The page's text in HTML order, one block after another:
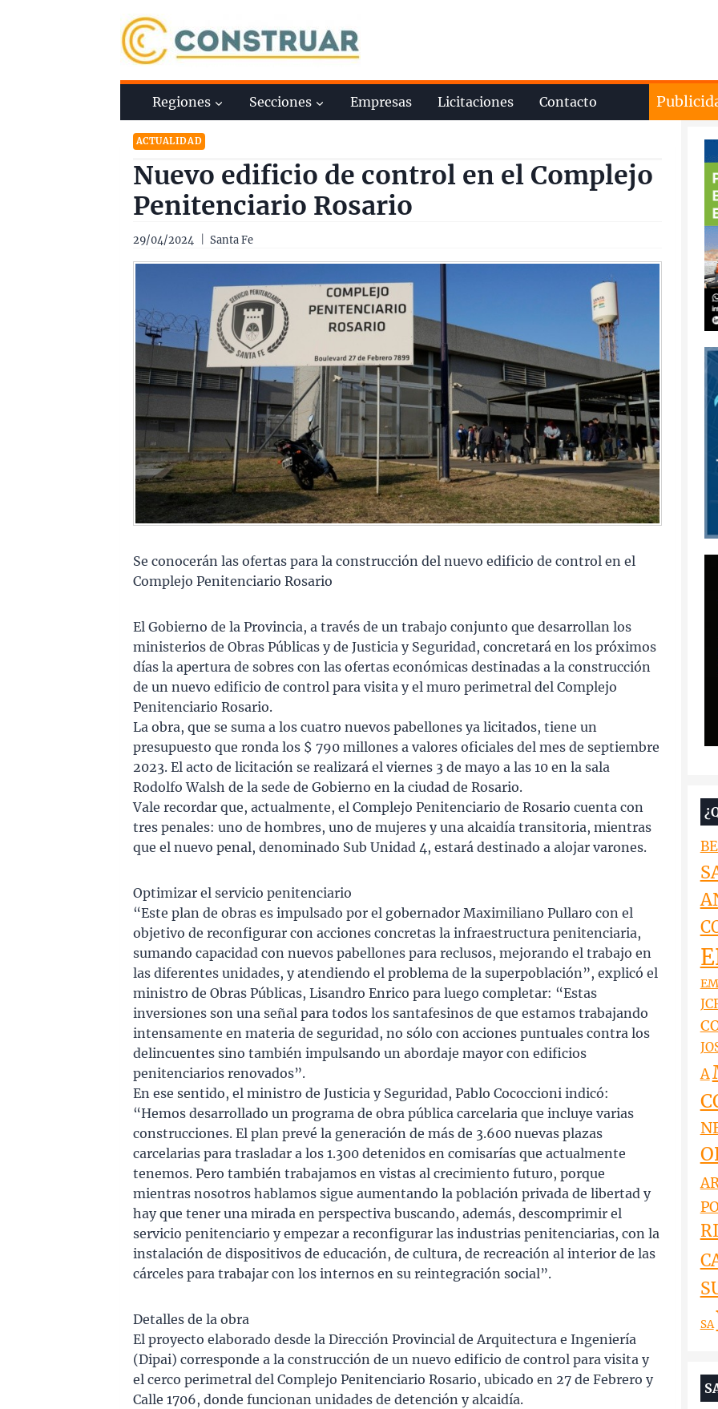
Regiones Secciones Empresas Licitaciones Contacto
ACTUALIDAD
Nuevo edificio de control en el Complejo
Penitenciario Rosario
29/04/2024 Santa Fe
Se conocerán las ofertas para la construcción del nuevo edificio de control en el
Complejo Penitenciario Rosario
El Gobierno de la Provincia, a través de un trabajo conjunto que desarrollan los
ministerios de Obras Públicas y de Justicia y Seguridad, concretará en los próximos
días la apertura de sobres con las ofertas económicas destinadas a la construcción
de un nuevo edificio de control para visita y el muro perimetral del Complejo
Penitenciario Rosario.
La obra, que se suma a los cuatro nuevos pabellones ya licitados, tiene un
presupuesto que ronda los $ 790 millones a valores oficiales del mes de septiembre
2023. El acto de licitación se realizará el viernes 3 de mayo a las 10 en la sala
Rodolfo Walsh de la sede de Gobierno en la ciudad de Rosario.
Vale recordar que, actualmente, el Complejo Penitenciario de Rosario cuenta con
tres penales: uno de hombres, uno de mujeres y una alcaidía transitoria, mientras
que el nuevo penal, denominado Sub Unidad 4, estará destinado a alojar varones.
Optimizar el servicio penitenciario
“Este plan de obras es impulsado por el gobernador Maximiliano Pullaro con el
objetivo de reconfigurar con acciones concretas la infraestructura penitenciaria,
sumando capacidad con nuevos pabellones para reclusos, mejorando el trabajo en
las diferentes unidades, y atendiendo el problema de la superpoblación”, explicó el
ministro de Obras Públicas, Lisandro Enrico para luego completar: “Estas
inversiones son una señal para todos los santafesinos de que estamos trabajando
intensamente en materia de seguridad, no sólo con acciones puntuales contra los
delincuentes sino también impulsando un abordaje mayor con edificios
penitenciarios renovados”.
En ese sentido, el ministro de Justicia y Seguridad, Pablo Cococcioni indicó:
“Hemos desarrollado un programa de obra pública carcelaria que incluye varias
construcciones. El plan prevé la generación de más de 3.600 nuevas plazas
carcelarias para trasladar a los 1.300 detenidos en comisarías que actualmente
tenemos. Pero también trabajamos en vistas al crecimiento futuro, porque
mientras nosotros hablamos sigue aumentando la población privada de libertad y
hay que tener una mirada en perspectiva buscando, además, descomprimir el
servicio penitenciario y empezar a reconfigurar las industrias penitenciarias, con la
instalación de dispositivos de educación, de cultura, de recreación al interior de las
cárceles para trabajar con los internos en su reintegración social”.
Detalles de la obra
El proyecto elaborado desde la Dirección Provincial de Arquitectura e Ingeniería
(Dipai) corresponde a la construcción de un nuevo edificio de control para visita y
el cerco perimetral del Complejo Penitenciario Rosario, ubicado en 27 de Febrero y
Calle 1706, donde funcionan unidades de detención y alcaidía.
A
SA